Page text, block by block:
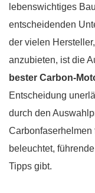
lebenswichtiges
entscheidenden
der vielen
anzubieten, ist die
bester Carbon-
Entscheidung
durch den
Carbonfaserhelmen
beleuchtet,
Tipps gibt.